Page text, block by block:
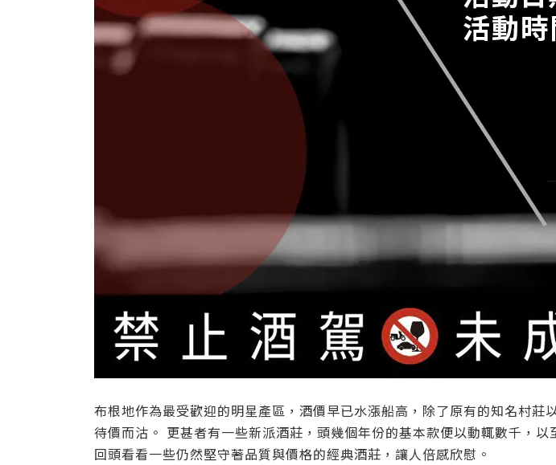
布根地作為最受歡迎的明星產區，酒價早已水漲船高，除了原有的知名村
待價而沽。 更甚者有一些新派酒莊，頭幾個年份的基本款便以動輒數千，
回頭看看一些仍然堅守著品質與價格的經典酒莊，讓人倍感欣慰。